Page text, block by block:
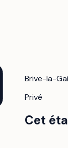
Brive-la-
Privé
Cet